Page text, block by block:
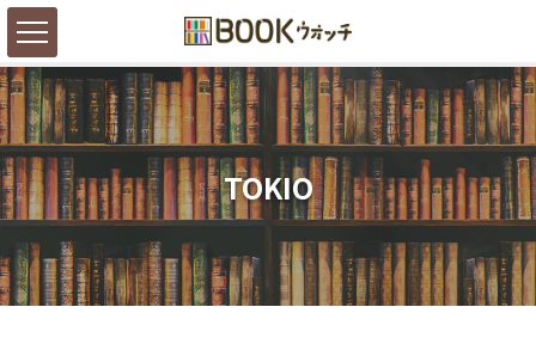
TOKIO